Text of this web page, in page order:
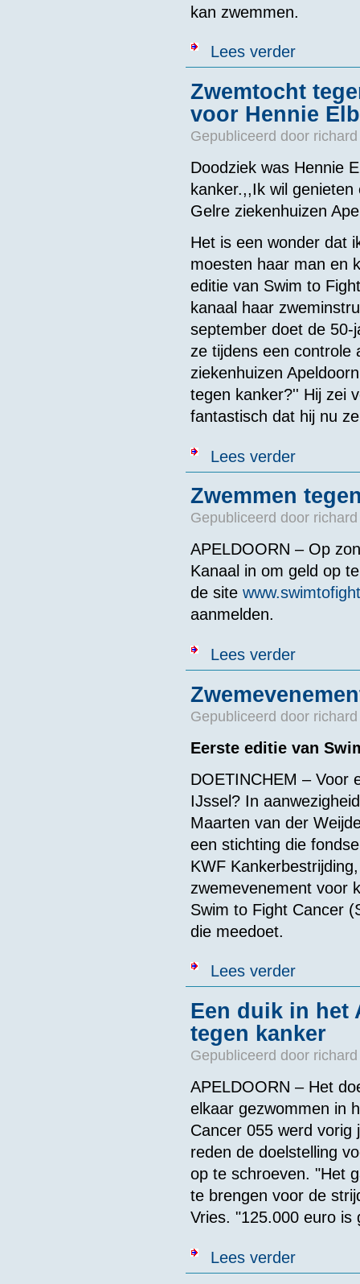
kan zwemmen.
Lees verderover
Zwemtocht
voor Hennie
Gepubliceerd door
Doodziek was Hennie
kanker.,,Ik wil
Gelre ziekenhuizen
Het is een wonder dat
moesten haar man en
editie van Swim to
kanaal haar
september doet de 50-
ze tijdens een controle
ziekenhuizen
tegen kanker?'' Hij zei
fantastisch dat hij nu
Lees verderover
Zwemmen
Gepubliceerd door
APELDOORN – Op
Kanaal in om geld op
de site
aanmelden.
Lees verderover
Gepubliceerd door
Eerste editie van
DOETINCHEM – Voor
IJssel? In
Maarten van der
een stichting die
KWF
zwemevenement voor
Swim to Fight Cancer
die meedoet.
Lees verderover
Een duik in het
tegen kanker
Gepubliceerd door
APELDOORN – Het
elkaar gezwommen in
Cancer 055 werd vorig
reden de doelstelling
op te schroeven. "Het
te brengen voor de
Vries. "125.000 euro is
Lees verderover Een duik